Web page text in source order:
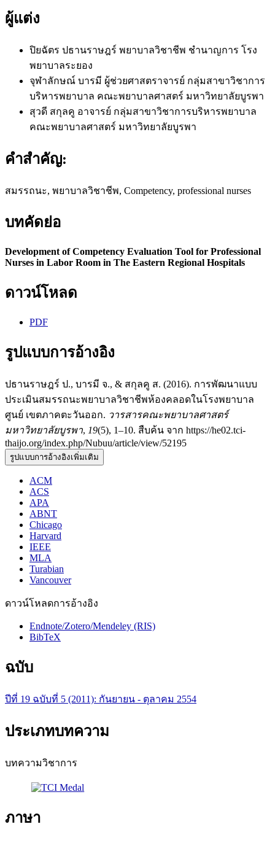
ผู้แต่ง
ปิยฉัตร ปธานราษฎร์ พยาบาลวิชาชีพ ชำนาญการ โรง
พยาบาลระยอง
จุฬาลักษณ์ บารมี ผู้ช่วยศาสตราจารย์ กลุ่มสาขาวิชาการ
บริหารพยาบาล คณะพยาบาลศาสตร์ มหาวิทยาลัยบูรพา
สุวดี สกุลคู อาจารย์ กลุ่มสาขาวิชาการบริหารพยาบาล
คณะพยาบาลศาสตร์ มหาวิทยาลัยบูรพา
คำสำคัญ:
สมรรถนะ, พยาบาลวิชาชีพ, Competency, professional nurses
บทคัดย่อ
Development of Competency Evaluation Tool for Professional
Nurses in Labor Room in The Eastern Regional Hospitals
ดาวน์โหลด
PDF
รูปแบบการอ้างอิง
ปธานราษฎร์ ป., บารมี จ., & สกุลคู ส. (2016). การพัฒนาแบบ
ประเมินสมรรถนะพยาบาลวิชาชีพห้องคลอดในโรงพยาบาล
ศูนย์ เขตภาคตะวันออก. วารสารคณะพยาบาลศาสตร์
มหาวิทยาลัยบูรพา, 19(5), 1–10. สืบค้น จาก https://he02.tci-
thaijo.org/index.php/Nubuu/article/view/52195
รูปแบบการอ้างอิงเพิ่มเติม
ACM
ACS
APA
ABNT
Chicago
Harvard
IEEE
MLA
Turabian
Vancouver
ดาวน์โหลดการอ้างอิง
Endnote/Zotero/Mendeley (RIS)
BibTeX
ฉบับ
ปีที่ 19 ฉบับที่ 5 (2011): กันยายน - ตุลาคม 2554
ประเภทบทความ
บทความวิชาการ
ภาษา